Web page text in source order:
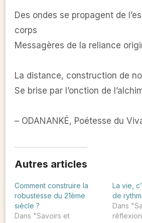
Des ondes se propagent de
corps
Messagères de la reliance
La distance, construction de
Se brise par l’onction de
– ODANANKÉ, Poétesse du
Autres articles
Comment construire la
robustesse du 21ème
siècle ?
Dans "Savoirs et
La vie,
de
Dans